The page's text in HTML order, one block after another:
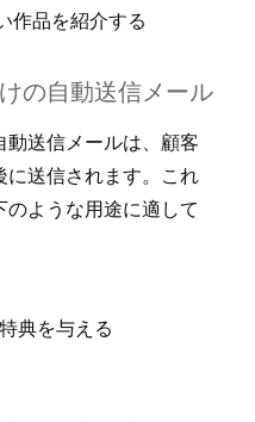
作品を紹介する
の自動送信メ⁠ール
送信メ⁠ールは⁠、顧客
に送信されます⁠。これ
ような用途に適して
典を与える